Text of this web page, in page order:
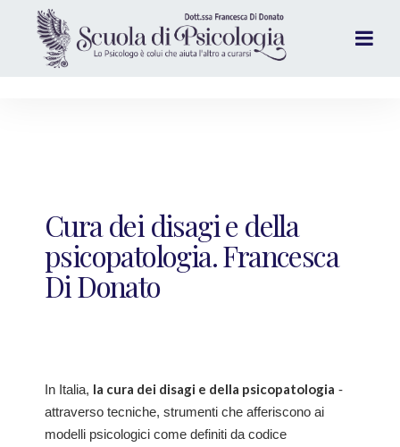
Cura dei disagi e della
psicopatologia. Francesca
Di Donato
In Italia, la cura dei disagi e della psicopatologia -
attraverso tecniche, strumenti che afferiscono ai
modelli psicologici come definiti da codice